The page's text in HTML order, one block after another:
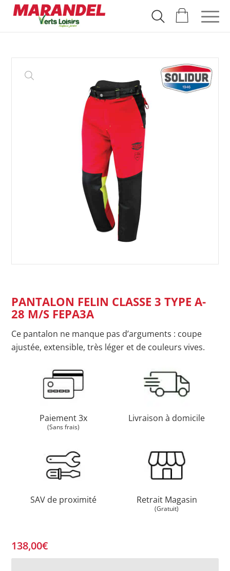
PANTALON FELIN CLASSE 3 TYPE A-
28 M/S FEPA3A
Ce pantalon ne manque pas d’arguments : coupe
ajustée, extensible, très léger et de couleurs vives.
Paiement 3x
(Sans frais)
Livraison à domicile
SAV de proximité Retrait Magasin
(Gratuit)
138,00€